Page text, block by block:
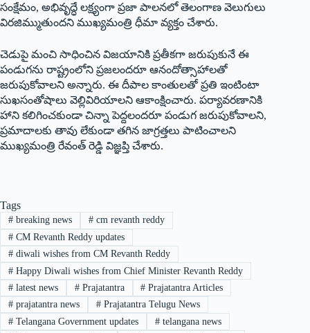
సంక్షేమం, అభివృద్ధే లక్ష్యంగా ప్రజా పాలనలో తెలంగాణ వెలుగులు
విరజిమ్ముతుందని ముఖ్యమంత్రి ధీమా వ్యక్తం చేశారు.
చెడుపై మంచి సాధించిన విజయానికి ప్రతీకగా జరుపుకునే ఈ
పండుగను రాష్ట్రంలోని ప్రజలందరూ ఆనందోత్సాహాలతో
జరుపుకోవాలని అన్నారు. ఈ దీపాల కాంతులతో ప్రతి ఇంటింటా
సుఖసంతోషాలు వెల్లివిరియాలని ఆకాంక్షించారు. పర్యావరణానికి
హాని కలిగించకుండా చిన్నా పెద్దలందరూ పండుగ జరుపుకోవాలని,
ప్రమాదాలకు తావు లేకుండా తగిన జాగ్రత్తలు పాటించాలని
ముఖ్యమంత్రి రేవంత్ రెడ్డి విజ్ఞప్తి చేశారు.
Tags
#breaking news #cm revanth reddy
#CM Revanth Reddy updates
#diwali wishes from CM Revanth Reddy
#Happy Diwali wishes from Chief Minister Revanth Reddy
#latest news #Prajatantra # Prajatantra Articles
#prajatantra news #Prajatantra Telugu News
#Telangana Government updates #telangana news